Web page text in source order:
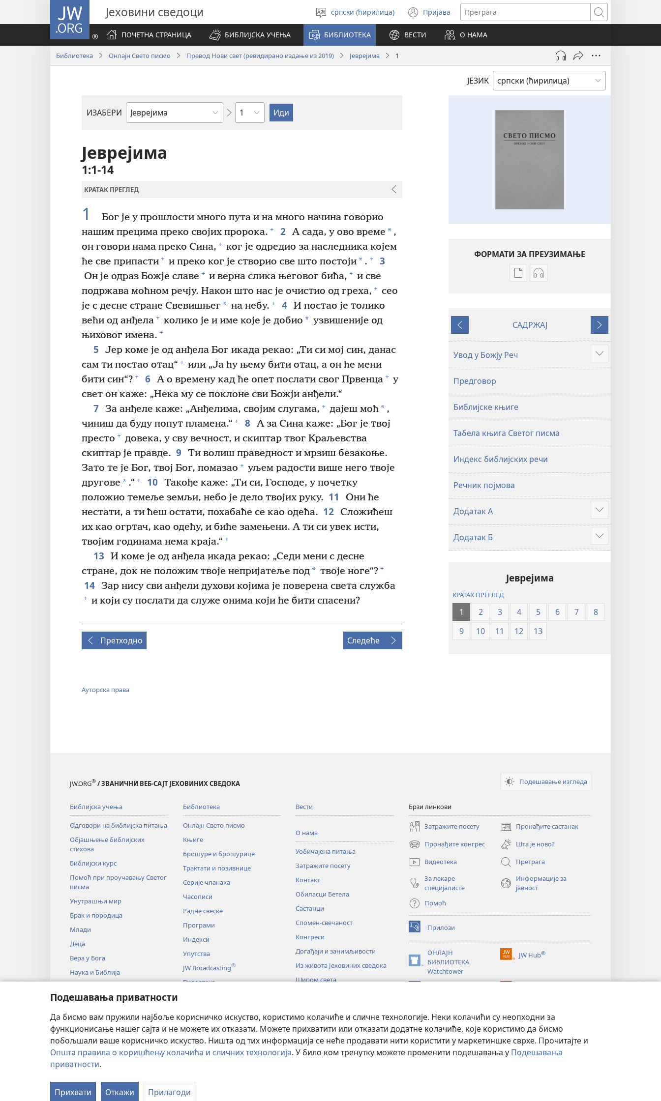
Подешавања приватности
Да бисмо вам пружили најбоље корисничко искуство, користимо колачиће и сличне технологије. Неки колачићи су неопходни за
функционисање нашег сајта и не можете их отказати. Можете прихватити или отказати додатне колачиће, које користимо да бисмо
побољшали ваше корисничко искуство. Ништа од тих информација се неће продавати нити користити у маркетиншке сврхе. Прочитајте и
Општа правила о коришћењу колачића и сличних технологија. У било ком тренутку можете променити подешавања у Подешавања
приватности.
Прихвати Откажи Прилагоди
JW.ORG Јеховини сведоци
Изабери
језик
српски (ћирилица) Пријава
(отвара
нови
прозор)
Претрага
ПОЧЕТНА СТРАНИЦА
БИБЛИЈСКА УЧЕЊА БИБЛИОТЕКА ВЕСТИ О НАМА
Библиотека Онлајн Свето писмо Превод Нови свет (ревидирано издање из 2019) Јеврејима 1
ЈЕЗИК
ИЗАБЕРИ
Библијска
Поглавље
Јеврејима
1:1-14
КРАТАК ПРЕГЛЕД
1
Бог је у прошлости много пута и на много начина говорио
нашим прецима преко својих пророка. + 2 А сада, у ово време * ,
он говори нама преко Сина, + ког је одредио за наследника којем
ће све припасти + и преко ког је створио све што постоји* . + 3
Он је одраз Божје славе + и верна слика његовог бића, + и све
подржава моћном речју. Након што нас је очистио од греха, + сео
је с десне стране Свевишњег * на небу. + 4 И постао је толико
већи од анђела + колико је и име које је добио * узвишеније од
њиховог имена. +
5
Јер коме је од анђела Бог икада рекао: „Ти си мој син, данас
сам ти постао отац“ + или „Ја ћу њему бити отац, а он ће мени
бити син“? + 6 А о времену кад ће опет послати свог Првенца + у
свет он каже: „Нека му се поклоне сви Божји анђели.“
7 За анђеле каже: „Анђелима, својим слугама, + дајеш моћ* ,
чиниш да буду попут пламена.“ + 8 А за Сина каже: „Бог је твој
престо + довека, у сву вечност, и скиптар твог Краљевства
скиптар је правде. 9 Ти волиш праведност и мрзиш безакоње.
Зато те је Бог, твој Бог, помазао + уљем радости више него твоје
другове * .“ + 10 Такође каже: „Ти си, Господе, у почетку
положио темеље земљи, небо је дело твојих руку. 11
Они ће
нестати, а ти ћеш остати, похабаће се као одећа. 12 Сложићеш
их као огртач, као одећу, и биће замењени. А ти си увек исти,
твојим годинама нема краја.“ +
13
И коме је од анђела икада рекао: „Седи мени с десне
стране, док не положим твоје непријатеље под* твоје ноге“? +
14 Зар нису сви анђели духови којима је поверена света служба
+ и који су послати да служе онима који ће бити спасени?
Претходно Следеће
Ауторска права
ФОРМАТИ ЗА ПРЕУЗИМАЊЕ
Формати
публикација
свет
издање
из
2019)
Формати
садржаја
свет
издање
из
2019)
Претходно
САДРЖАЈ
Следеће
Увод у Божју Реч Више
Предговор
Библијске књиге
Табела књига Светог писма
Индекс библијских речи
Речник појмова
Додатак А Више
Додатак Б Више
Јеврејима
КРАТАК ПРЕГЛЕД
1 2 3 4 5 6 7
8
9
10 11 12 13
JW.ORG® / ЗВАНИЧНИ ВЕБ-САЈТ ЈЕХОВИНИХ СВЕДОКА Подешавање изгледа
Библијска учења
Одговори на библијска питања
Објашњење библијских
стихова
Библијски курс
Помоћ при проучавању Светог
писма
Унутрашњи мир
Брак и породица
Млади
Деца
Вера у Бога
Наука и Библија
Библиотека
Онлајн Свето писмо
Књиге
Брошуре и брошурице
Трактати и позивнице
Серије чланака
Часописи
Радне свеске
Програми
Индекси
Упутства
JW Broadcasting®
Видеотека
Драмско читање Светог писма
Вести
О нама
Уобичајена питања
Затражите посету
Контакт
Обиласци Бетела
Састанци
Спомен-свечаност
Конгреси
Догађаји и занимљивости
Из живота Јеховиних сведока
Широм света
Брзи линкови
Затражите посету Пронађите састанак
(отвара
нови
прозор)
Пронађите конгрес
(отвара
нови
прозор)
Шта је ново?
Видеотека
Претрага
За лекаре
специјалисте
Информације за
јавност
Помоћ
Прилози
(отвара
нови
прозор)ОНЛАЈН
БИБЛИОТЕКА
Watchtower
(отвара
JW Hub®
(отвара